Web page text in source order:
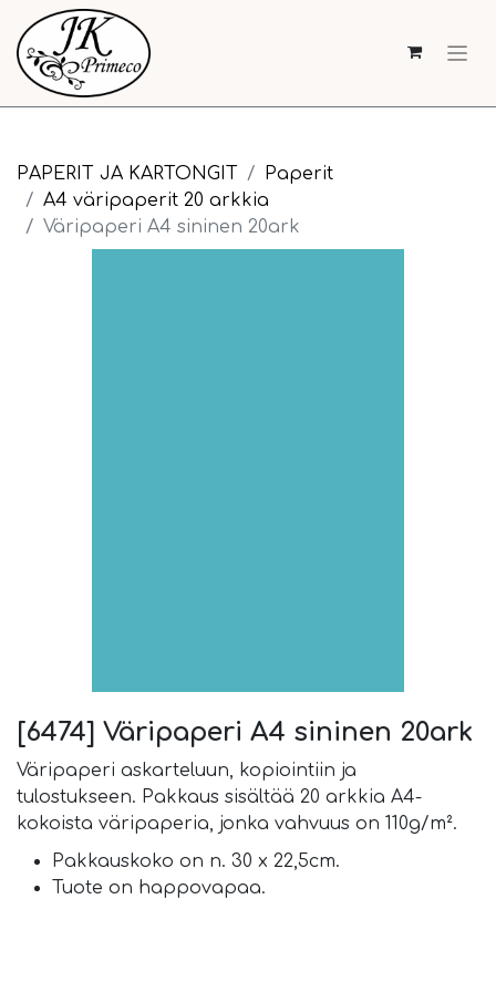
PAPERIT JA KARTONGIT
Paperit
A4 väripaperit 20 arkkia
Väripaperi A4 sininen 20ark
[6474] Väripaperi A4 sininen 20ark
Väripaperi askarteluun, kopiointiin ja
tulostukseen. Pakkaus sisältää 20 arkkia A4-
kokoista väripaperia, jonka vahvuus on 110g/m².
Pakkauskoko on n. 30 x 22,5cm.
Tuote on happovapaa.